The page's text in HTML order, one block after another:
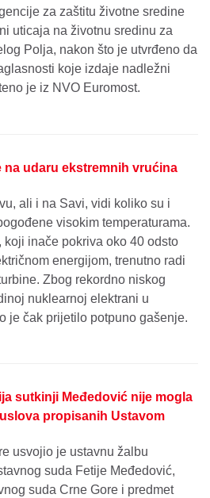
za zaštitu životne sredine
uticaja na životnu sredinu za
Polja, nakon što je utvrđeno da
koje izdaje nadležni
je iz NVO Euromost.
na udaru ekstremnih vrućina
ali i na Savi, vidi koliko su i
visokim temperaturama.
koji inače pokriva oko 40 odsto
energijom, trenutno radi
Zbog rekordno niskog
nuklearnoj elektrani u
je čak prijetilo potpuno gašenje.
sutkinji Međedović nije mogla
propisanih Ustavom
usvojio je ustavnu žalbu
suda Fetije Međedović,
suda Crne Gore i predmet